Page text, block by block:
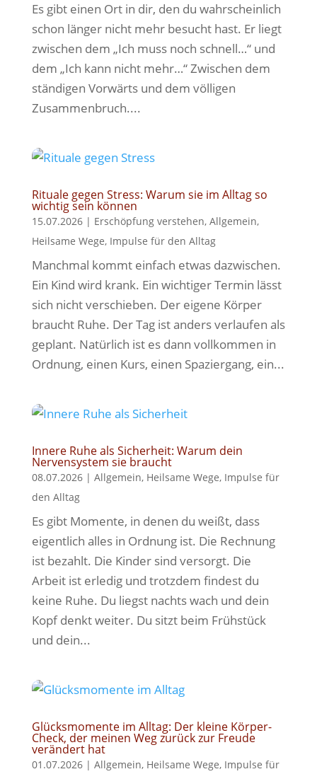
Es gibt einen Ort in dir, den du wahrscheinlich
schon länger nicht mehr besucht hast. Er liegt
zwischen dem „Ich muss noch schnell…“ und
dem „Ich kann nicht mehr…“ Zwischen dem
ständigen Vorwärts und dem völligen
Zusammenbruch....
Rituale gegen Stress: Warum sie im Alltag so
wichtig sein können
15.07.2026| Erschöpfung verstehen, Allgemein,
Heilsame Wege, Impulse für den Alltag
Manchmal kommt einfach etwas dazwischen.
Ein Kind wird krank. Ein wichtiger Termin lässt
sich nicht verschieben. Der eigene Körper
braucht Ruhe. Der Tag ist anders verlaufen als
geplant. Natürlich ist es dann vollkommen in
Ordnung, einen Kurs, einen Spaziergang, ein...
Innere Ruhe als Sicherheit: Warum dein
Nervensystem sie braucht
08.07.2026| Allgemein, Heilsame Wege, Impulse für
den Alltag
Es gibt Momente, in denen du weißt, dass
eigentlich alles in Ordnung ist. Die Rechnung
ist bezahlt. Die Kinder sind versorgt. Die
Arbeit ist erledig und trotzdem findest du
keine Ruhe. Du liegst nachts wach und dein
Kopf denkt weiter. Du sitzt beim Frühstück
und dein...
Glücksmomente im Alltag: Der kleine Körper-
Check, der meinen Weg zurück zur Freude
verändert hat
01.07.2026| Allgemein, Heilsame Wege, Impulse für